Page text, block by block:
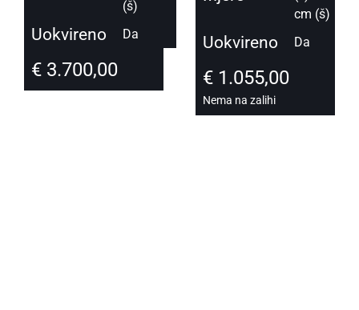
(š)
Uokvireno Da
€3.700,00
cm (š)
Uokvireno Da
€1.055,00
Nema na zalihi